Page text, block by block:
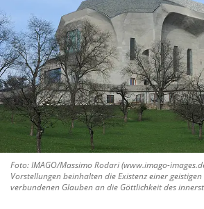
Foto: IMAGO/Massimo Rodari (www.imago-
Vorstellungen beinhalten die Existenz einer
verbundenen Glauben an die Göttlichkeit des